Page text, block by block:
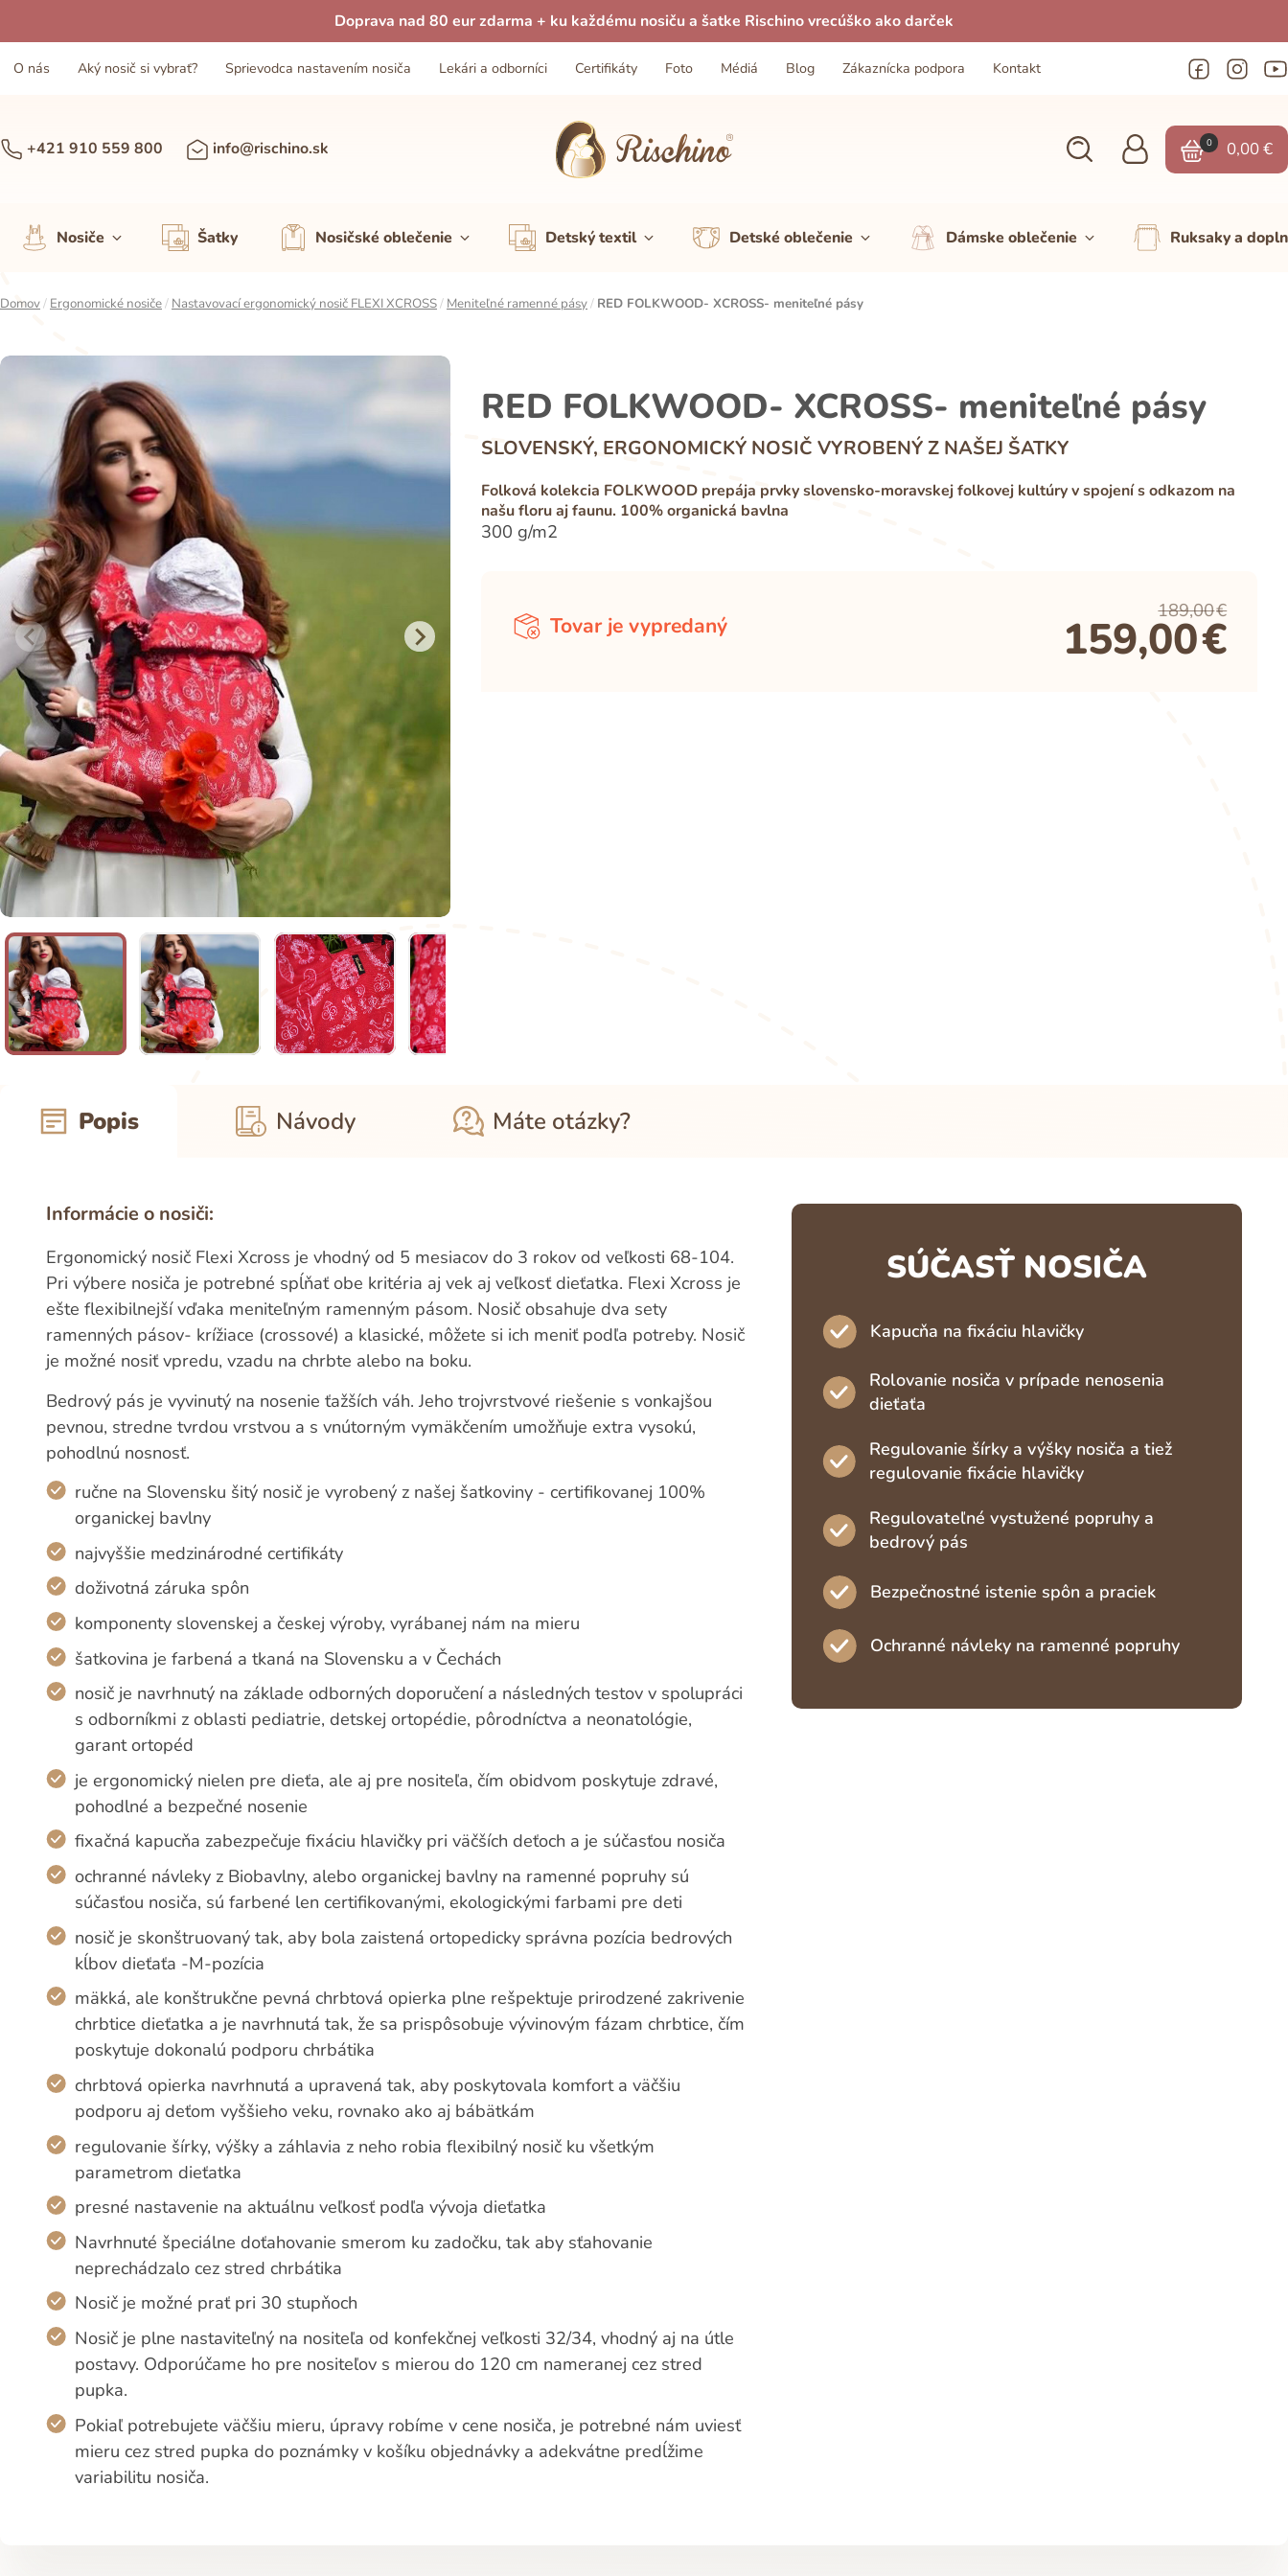
Doprava nad 80 eur zdarma + ku každému nosiču a šatke Rischino vrecúško ako darček
O nás Aký nosič si vybrať? Sprievodca nastavením nosiča Lekári a odborníci Certifikáty Foto Médiá Blog Zákaznícka podpora Kontakt
+421 910 559 800 info@rischino.sk 0 0,00€
Nosiče Šatky Nosičské oblečenie Detský textil Detské oblečenie Dámske oblečenie Ruksaky a
Domov/ Ergonomické nosiče/ Nastavovací ergonomický nosič FLEXI XCROSS/ Meniteľné ramenné pásy/ RED FOLKWOOD- XCROSS- meniteľné pásy
RED FOLKWOOD- XCROSS- meniteľné pásy
SLOVENSKÝ, ERGONOMICKÝ NOSIČ VYROBENÝ Z NAŠEJ ŠATKY
Folková kolekcia FOLKWOOD prepája prvky slovensko-moravskej folkovej kultúry v spojení s odkazom na
našu floru aj faunu. 100% organická bavlna
300 g/m2
Tovar je vypredaný
189,00€
159,00€
Popis Návody Máte otázky?
Informácie o nosiči:
Ergonomický nosič Flexi Xcross je vhodný od 5 mesiacov do 3 rokov od veľkosti 68-104.
Pri výbere nosiča je potrebné spĺňať obe kritéria aj vek aj veľkosť dieťatka. Flexi Xcross je
ešte flexibilnejší vďaka meniteľným ramenným pásom. Nosič obsahuje dva sety
ramenných pásov- krížiace (crossové) a klasické, môžete si ich meniť podľa potreby. Nosič
je možné nosiť vpredu, vzadu na chrbte alebo na boku.
Bedrový pás je vyvinutý na nosenie ťažších váh. Jeho trojvrstvové riešenie s vonkajšou
pevnou, stredne tvrdou vrstvou a s vnútorným vymäkčením umožňuje extra vysokú,
pohodlnú nosnosť.
ručne na Slovensku šitý nosič je vyrobený z našej šatkoviny - certifikovanej 100%
organickej bavlny
najvyššie medzinárodné certifikáty
doživotná záruka spôn
komponenty slovenskej a českej výroby, vyrábanej nám na mieru
šatkovina je farbená a tkaná na Slovensku a v Čechách
nosič je navrhnutý na základe odborných doporučení a následných testov v spolupráci
s odborníkmi z oblasti pediatrie, detskej ortopédie, pôrodníctva a neonatológie,
garant ortopéd
je ergonomický nielen pre dieťa, ale aj pre nositeľa, čím obidvom poskytuje zdravé,
pohodlné a bezpečné nosenie
fixačná kapucňa zabezpečuje fixáciu hlavičky pri väčších deťoch a je súčasťou nosiča
ochranné návleky z Biobavlny, alebo organickej bavlny na ramenné popruhy sú
súčasťou nosiča, sú farbené len certifikovanými, ekologickými farbami pre deti
nosič je skonštruovaný tak, aby bola zaistená ortopedicky správna pozícia bedrových
kĺbov dieťaťa -M-pozícia
mäkká, ale konštrukčne pevná chrbtová opierka plne rešpektuje prirodzené zakrivenie
chrbtice dieťatka a je navrhnutá tak, že sa prispôsobuje vývinovým fázam chrbtice, čím
poskytuje dokonalú podporu chrbátika
chrbtová opierka navrhnutá a upravená tak, aby poskytovala komfort a väčšiu
podporu aj deťom vyššieho veku, rovnako ako aj bábätkám
regulovanie šírky, výšky a záhlavia z neho robia flexibilný nosič ku všetkým
parametrom dieťatka
presné nastavenie na aktuálnu veľkosť podľa vývoja dieťatka
Navrhnuté špeciálne doťahovanie smerom ku zadočku, tak aby sťahovanie
neprechádzalo cez stred chrbátika
Nosič je možné prať pri 30 stupňoch
Nosič je plne nastaviteľný na nositeľa od konfekčnej veľkosti 32/34, vhodný aj na útle
postavy. Odporúčame ho pre nositeľov s mierou do 120 cm nameranej cez stred
pupka.
Pokiaľ potrebujete väčšiu mieru, úpravy robíme v cene nosiča, je potrebné nám uviesť
mieru cez stred pupka do poznámky v košíku objednávky a adekvátne predĺžime
variabilitu nosiča.
SÚČASŤ NOSIČA
Kapucňa na fixáciu hlavičky
Rolovanie nosiča v prípade nenosenia
dieťaťa
Regulovanie šírky a výšky nosiča a tiež
regulovanie fixácie hlavičky
Regulovateľné vystužené popruhy a
bedrový pás
Bezpečnostné istenie spôn a praciek
Ochranné návleky na ramenné popruhy